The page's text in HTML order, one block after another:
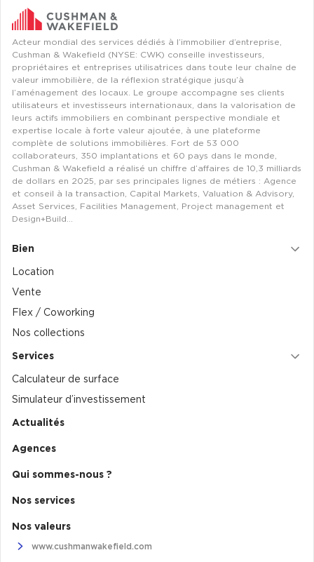
Acteur mondial des services dédiés à l’immobilier d’entreprise,
Cushman & Wakefield (NYSE: CWK) conseille investisseurs,
propriétaires et entreprises utilisatrices dans toute leur chaîne de
valeur immobilière, de la réflexion stratégique jusqu’à
l’aménagement des locaux. Le groupe accompagne ses clients
utilisateurs et investisseurs internationaux, dans la valorisation de
leurs actifs immobiliers en combinant perspective mondiale et
expertise locale à forte valeur ajoutée, à une plateforme
complète de solutions immobilières. Fort de 53 000
collaborateurs, 350 implantations et 60 pays dans le monde,
Cushman & Wakefield a réalisé un chiffre d’affaires de 10,3 milliards
de dollars en 2025, par ses principales lignes de métiers : Agence
et conseil à la transaction, Capital Markets, Valuation & Advisory,
Asset Services, Facilities Management, Project management et
Design+Build…
Bien
Location
Vente
Flex / Coworking
Nos collections
Services
Calculateur de surface
Simulateur d’investissement
Actualités
Agences
Qui sommes-nous ?
Nos services
Nos valeurs
www.cushmanwakefield.com